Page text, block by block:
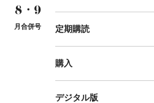
8・9
月合併号 定期購読
購入
デジタル版